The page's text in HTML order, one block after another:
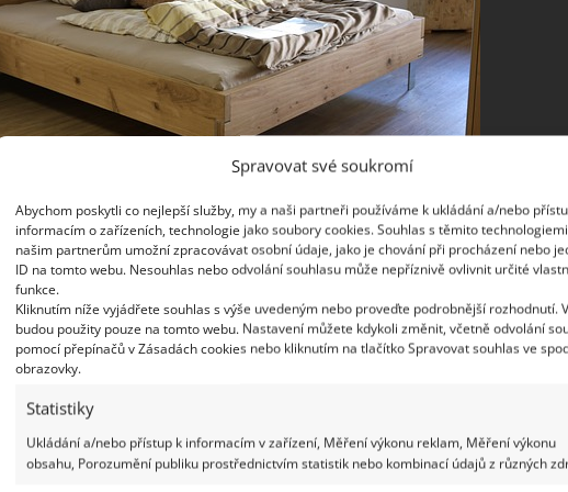
Spravovat své soukromí
Abychom poskytli co nejlepší služby, my a naši partneři používáme k ukládání a/nebo
informacím o zařízeních, technologie jako soubory cookies. Souhlas s těmito
našim partnerům umožní zpracovávat osobní údaje, jako je chování při procházení nebo
ID na tomto webu. Nesouhlas nebo odvolání souhlasu může nepříznivě ovlivnit určité
funkce.
Kliknutím níže vyjádřete souhlas s výše uvedeným nebo proveďte podrobnější rozhodnutí.
budou použity pouze na tomto webu. Nastavení můžete kdykoli změnit, včetně odvolání
pomocí přepínačů v Zásadách cookies nebo kliknutím na tlačítko Spravovat souhlas ve
obrazovky.
Statistiky
Ukládání a/nebo přístup k informacím v zařízení, Měření výkonu reklam, Měření výkonu
obsahu, Porozumění publiku prostřednictvím statistik nebo kombinací údajů z různých
a přikrývky) je lépe nezastýlat a nechat je větrat.
s úložným prostorem, lze do tohoto prostoru umístit
den. Pod postelí na nožkách, která úložný prostor
či zásuvky. Nad postelí se nachází tzv. mrtvý bod, který
zbudováním podhledu.
ložnici propojit s jinou místností, nabízí se